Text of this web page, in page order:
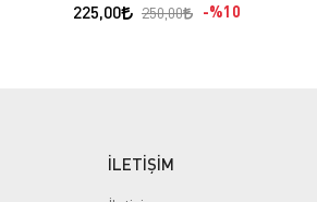
225,00 250,00 %10
İLETİŞİM